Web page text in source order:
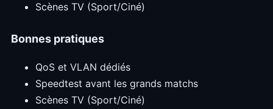
Scènes TV (Sport/Ciné)
Bonnes pratiques
QoS et VLAN dédiés
Speedtest avant les grands matchs
Scènes TV (Sport/Ciné)